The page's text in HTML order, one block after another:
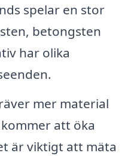
spelar en stor
betongsten
har olika
mer material
att öka
är viktigt att mäta